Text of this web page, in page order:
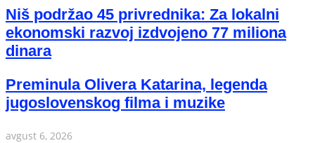
Niš podržao 45 privrednika: Za lokalni
ekonomski razvoj izdvojeno 77 miliona
dinara
Preminula Olivera Katarina, legenda
jugoslovenskog filma i muzike
avgust 6, 2026